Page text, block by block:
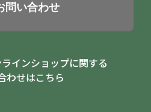
問い合わせ
インショップに関する
わせはこちら